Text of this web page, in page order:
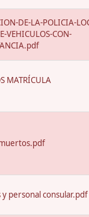
DE-LA-POLICIA-
VEHICULOS-CON-
MATRÍCULA
personal consular.pdf